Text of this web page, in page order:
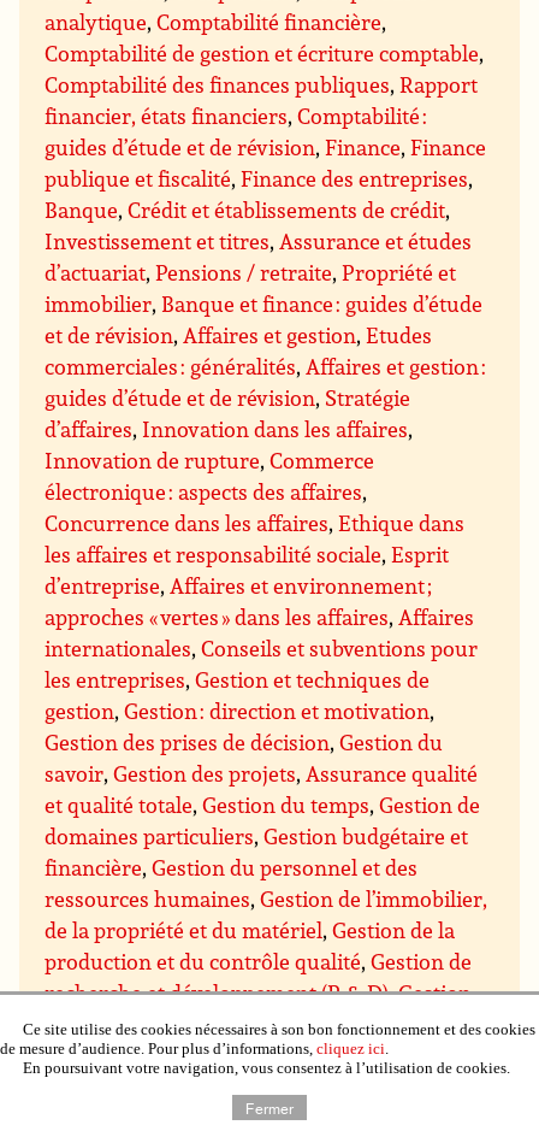
analytique,Comptabilité financière,
Comptabilité de gestion et écriture comptable,
Comptabilité des finances publiques,Rapport
financier, états financiers,Comptabilité :
guides d’étude et de révision,Finance,Finance
publique et fiscalité,Finance des entreprises,
Banque,Crédit et établissements de crédit,
Investissement et titres,Assurance et études
d’actuariat,Pensions / retraite,Propriété et
immobilier, Banque et finance : guides d’étude
et de révision,Affaires et gestion,Etudes
commerciales : généralités,Affaires et gestion :
guides d’étude et de révision, Stratégie
d’affaires, Innovation dans les affaires,
Innovation de rupture,Commerce
électronique : aspects des affaires,
Concurrence dans les affaires,Ethique dans
les affaires et responsabilité sociale,Esprit
d’entreprise,Affaires et environnement ;
approches « vertes » dans les affaires,Affaires
internationales,Conseils et subventions pour
les entreprises,Gestion et techniques de
gestion,Gestion : direction et motivation,
Gestion des prises de décision,Gestion du
savoir,Gestion des projets,Assurance qualité
et qualité totale,Gestion du temps,Gestion de
domaines particuliers,Gestion budgétaire et
financière,Gestion du personnel et des
ressources humaines,Gestion de l’immobilier,
de la propriété et du matériel,Gestion de la
production et du contrôle qualité,Gestion de
recherche et développement (R & D),Gestion
des ventes et marketing,Gestion des achats et
des approvisionnements,Gestion de la
distribution et de la logistique
Communication et présentation
Ce site utilise des cookies nécessaires à son bon fonctionnement et des cookies
de mesure d’audience. Pour plus d’informations, cliquez ici.
En poursuivant votre navigation, vous consentez à l’utilisation de cookies.
Fermer